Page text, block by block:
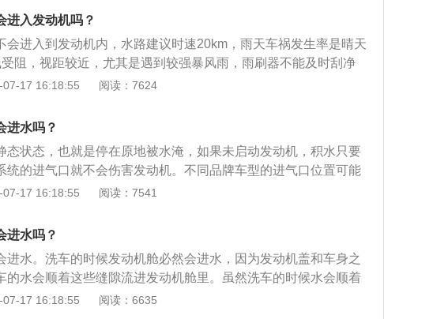
涉水过程中如果出现进水熄火情况，立即关闭点火开关，不要试
机，将车辆移至安全地点，尽量使车辆前高后低，这样可使进入
出，避免损坏三元催化转换器及消声器。
进入发动机吗？
会进入到发动机内，水路建议时速20km，雨天车祸发生率是晴天
阻，视距较近，尤其是遇到较强暴风雨，雨刷器不能及时刮净
，使司机眼前一片模糊。 雨天行车注意事项： 1、保持良好视
2、防止车轮侧滑： 雨中行车时，汽车制动性变差，容易产生侧
防轮胎抱死而造成车辆侧滑。
17 16:18:55 阅读：7624
进水吗？
态状态，也就是停在原地被水淹，如果未启动发动机，积水只要
统的进气口就不会伤害发动机。不同品牌车型的进气口位置可能
车辆的进气口高度基本在发动机舱盖下方一点，部分车型会稍
：1、车辆需要在积水路段行驶：如果积水超过轮胎一半，就会
形成空气与水的混合物，气体可以压缩但水不能压缩。2、当曲
塞的方向压缩时：水不能被压缩，连杆在水的作用下发生弯曲。
熄火，然后继续试着发动汽车，巨大的反作用力会直接导致弯曲
17 16:18:55 阅读：7541
进水吗？
进水。洗车的时候发动机舱必然会进水，因为发动机盖和车身之
的水会顺着这些缝隙流进发动机舱里。虽然洗车的时候水会顺着
舱里，但是流进去的水不会太多，只有一点点，所以完全不用担
17 16:18:55 阅读：6635